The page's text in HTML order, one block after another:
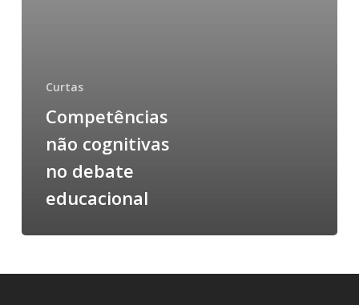
Curtas
Competências
não cognitivas
no debate
educacional